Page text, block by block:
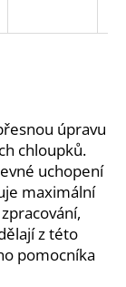
úpravu
chloupků.
uchopení
maximální
z této
pomocníka